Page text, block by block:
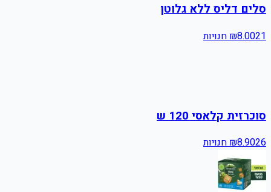
סלים דליס ללא גלוטן
₪8.0021 חנויות
סוכרזית קלאסי 120 ש
₪8.9026 חנויות